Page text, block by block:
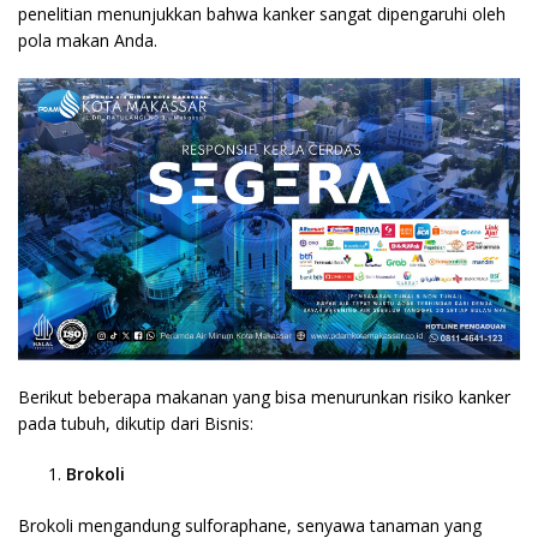
penelitian menunjukkan bahwa kanker sangat dipengaruhi oleh
pola makan Anda.
Berikut beberapa makanan yang bisa menurunkan risiko kanker
pada tubuh, dikutip dari Bisnis:
Brokoli
Brokoli mengandung sulforaphane, senyawa tanaman yang